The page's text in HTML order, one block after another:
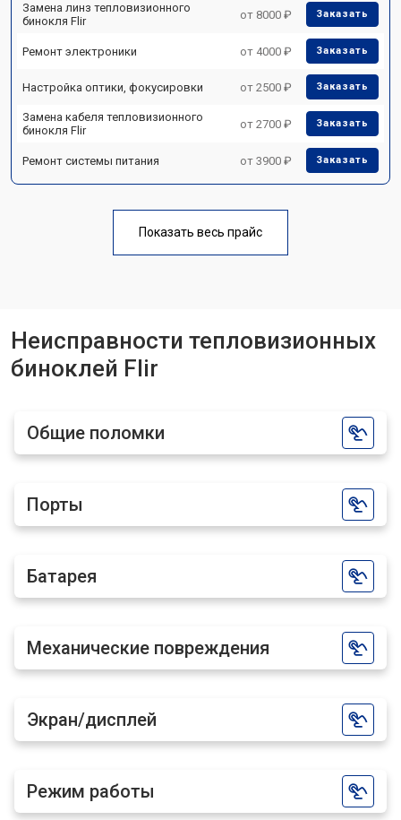
Замена линз тепловизионного
бинокля Flir
от 8000 ₽ Заказать
Ремонт электроники от 4000 ₽ Заказать
Настройка оптики, фокусировки от 2500 ₽ Заказать
Замена кабеля тепловизионного
бинокля Flir
от 2700 ₽ Заказать
Ремонт системы питания от 3900 ₽ Заказать
Показать весь прайс
Неисправности тепловизионных
биноклей Flir
Общие поломки
Порты
Батарея
Механические повреждения
Экран/дисплей
Режим работы